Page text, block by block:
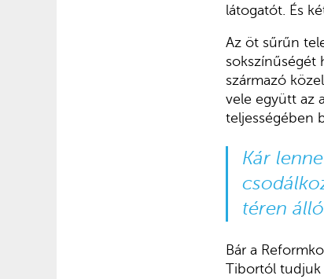
látogatót. És
Az öt sűrűn
sokszínűségét
származó
vele együtt az
teljességében
Kár
téren
Bár a
Tibortól tudjuk